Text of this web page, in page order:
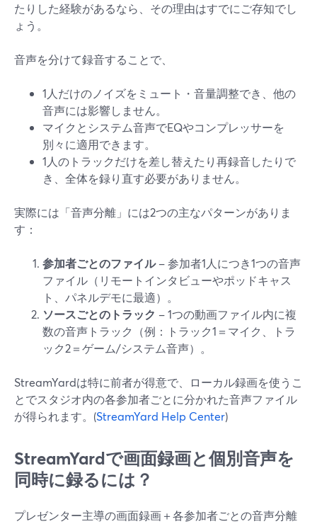
たりした経験があるなら、その理由はすでにご存知でし
ょう。
音声を分けて録音することで、
1人だけのノイズをミュート・音量調整でき、他の
音声には影響しません。
マイクとシステム音声でEQやコンプレッサーを
別々に適用できます。
1人のトラックだけを差し替えたり再録音したりで
き、全体を録り直す必要がありません。
実際には「音声分離」には2つの主なパターンがありま
す：
参加者ごとのファイル– 参加者1人につき1つの音声
ファイル（リモートインタビューやポッドキャス
ト、パネルデモに最適）。
ソースごとのトラック – 1つの動画ファイル内に複
数の音声トラック（例：トラック1＝マイク、トラ
ック2＝ゲーム/システム音声）。
StreamYardは特に前者が得意で、ローカル録画を使うこ
とでスタジオ内の各参加者ごとに分かれた音声ファイル
が得られます。(StreamYard Help Center)
StreamYardで画面録画と個別音声を
同時に録るには？
プレゼンター主導の画面録画＋各参加者ごとの音声分離